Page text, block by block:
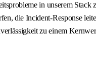
in unserem
die Incident-Response
zu einem